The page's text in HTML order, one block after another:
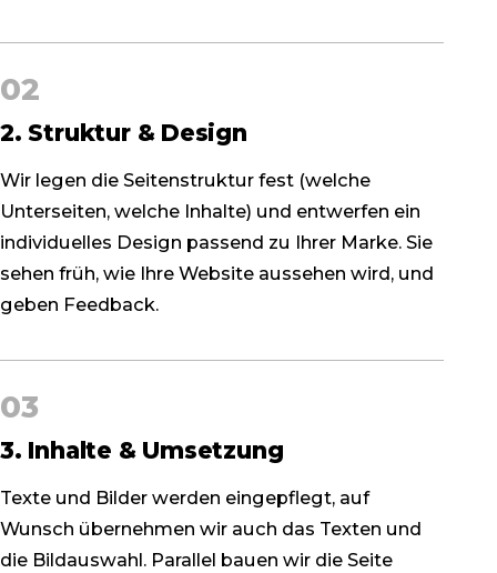
02
2. Struktur & Design
Wir legen die Seitenstruktur fest (welche
Unterseiten, welche Inhalte) und entwerfen ein
individuelles Design passend zu Ihrer Marke. Sie
sehen früh, wie Ihre Website aussehen wird, und
geben Feedback.
03
3. Inhalte & Umsetzung
Texte und Bilder werden eingepflegt, auf
Wunsch übernehmen wir auch das Texten und
die Bildauswahl. Parallel bauen wir die Seite